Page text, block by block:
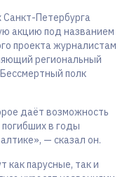
Петербурга
акцию под названием
проекта журналистам
региональный
полк
даёт возможность
в годы
— сказал он.
как парусные, так и